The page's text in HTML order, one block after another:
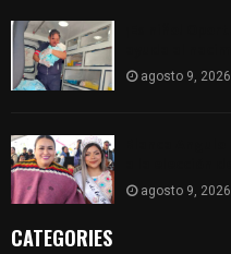
agosto 9, 2026
agosto 9, 2026
CATEGORIES